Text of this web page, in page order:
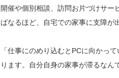
開催や個別相談、訪問お片づけサ
ばなるほど、自宅での家事に支障
「仕事にのめり込むとPCに向かっ
ります。自分自身の家事が滞るな